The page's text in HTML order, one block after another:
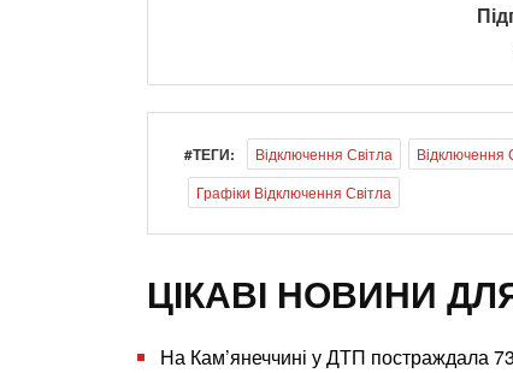
#ТЕГИ: Відключення Світла Відключення
Графіки Відключення Світла
ЦІКАВІ НОВИНИ
На Кам’янеччині у ДТП постраждала